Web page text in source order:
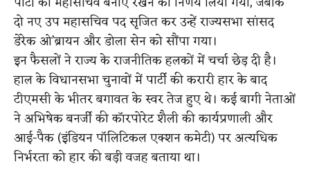
दो नए उप महासचिव पद सृजित कर उन्हें राज्यसभा सांसद
डेरेक ओ’ब्रायन और डोला सेन को सौंपा गया।
इन फैसलों ने राज्य के राजनीतिक हलकों में चर्चा छेड़ दी है।
हाल के विधानसभा चुनावों में पार्टी की करारी हार के बाद
टीएमसी के भीतर बगावत के स्वर तेज हुए थे। कई बागी नेताओं
ने अभिषेक बनर्जी की कॉरपोरेट शैली की कार्यप्रणाली और
आई-पैक (इंडियन पॉलिटिकल एक्शन कमेटी) पर अत्यधिक
निर्भरता को हार की बड़ी वजह बताया था।